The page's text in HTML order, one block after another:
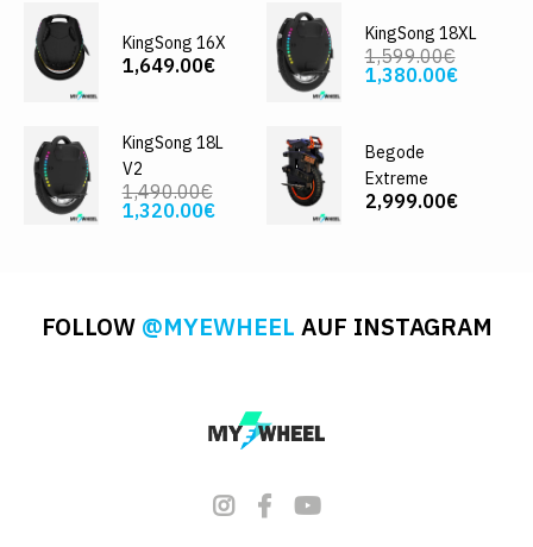
KingSong 16X
1,649.00€
KingSong 18XL
1,599.00€
1,380.00€
KingSong 18L
V2
1,490.00€
1,320.00€
Begode
Extreme
2,999.00€
FOLLOW @MYEWHEEL AUF INSTAGRAM